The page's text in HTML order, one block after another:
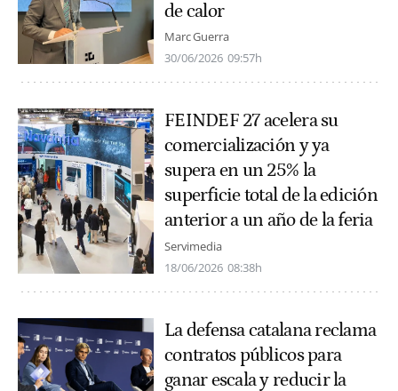
de calor
Marc Guerra
30/06/2026 09:57h
FEINDEF 27 acelera su
comercialización y ya
supera en un 25% la
superficie total de la edición
anterior a un año de la feria
Servimedia
18/06/2026 08:38h
La defensa catalana reclama
contratos públicos para
ganar escala y reducir la